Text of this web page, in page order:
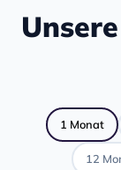
1 Monat
12